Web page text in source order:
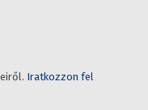
Iratkozzon fel